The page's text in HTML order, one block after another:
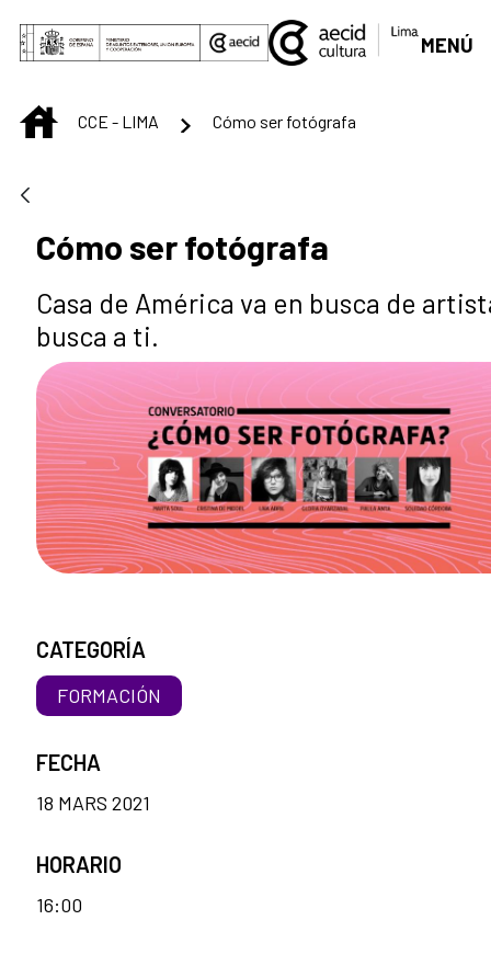
Saut au contenu principal
MENÚ
INICIOCCE - LIMA Cómo ser fotógrafa
Cómo ser fotógrafa
Casa de América va en busca de
busca a ti.
CATEGORÍA
FORMACIÓN
FECHA
18 MARS 2021
HORARIO
16:00